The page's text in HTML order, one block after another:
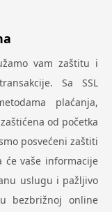
vam zaštitu i
Sa SSL
plaćanja,
od početka
posvećeni zaštiti
vaše informacije
uslugu i pažljivo
bezbrižnoj online